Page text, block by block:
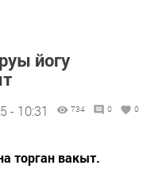
йогу
- 10:31 734 0 0
торган вакыт.